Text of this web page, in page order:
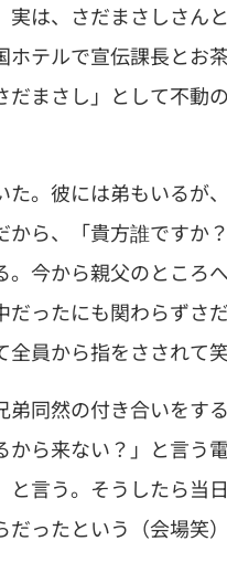
実は、さだまさしさん
ホテルで宣伝課長とお
だまさし」として不動
た。彼には弟もいるが
から、「貴方誰ですか
。今から親父のところ
だったにも関わらずさ
全員から指をさされて
弟同然の付き合いをす
から来ない？」と言う
と言う。そうしたら当
ったという（会場笑